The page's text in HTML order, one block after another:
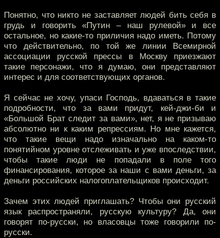
Понятно, что никто не заставляет людей бить себя в
грудь и говорить «Путин – наш рулевой» и все
остальное, но какие-то приличия надо иметь. Потому
что действительно, по той же линии Всемирной
ассоциации русской прессы в Москву приезжают
такие персонажи, что я думаю, они представляют
интерес и для соответствующих органов.
Я сейчас не хочу, упаси Господь, вдаваться в такие
подробности, что за вами придут, кей-джи-би и
«Большой Брат следит за вами», нет, я не призываю
абсолютно ни к каким репрессиям. Но мне кажется,
что такие вещи надо изначально на каком-то
понятийном уровне отслеживать и уже впоследствии,
чтобы такие люди не попадали в поле того
финансирования, которое за наши с вами деньги, за
деньги российских налогоплательщиков происходит.
Зачем этих людей приглашать? Чтобы они русский
язык распространяли, русскую культуру? Да, они
говорят по-русски, но власовцы тоже говорили по-
русски.